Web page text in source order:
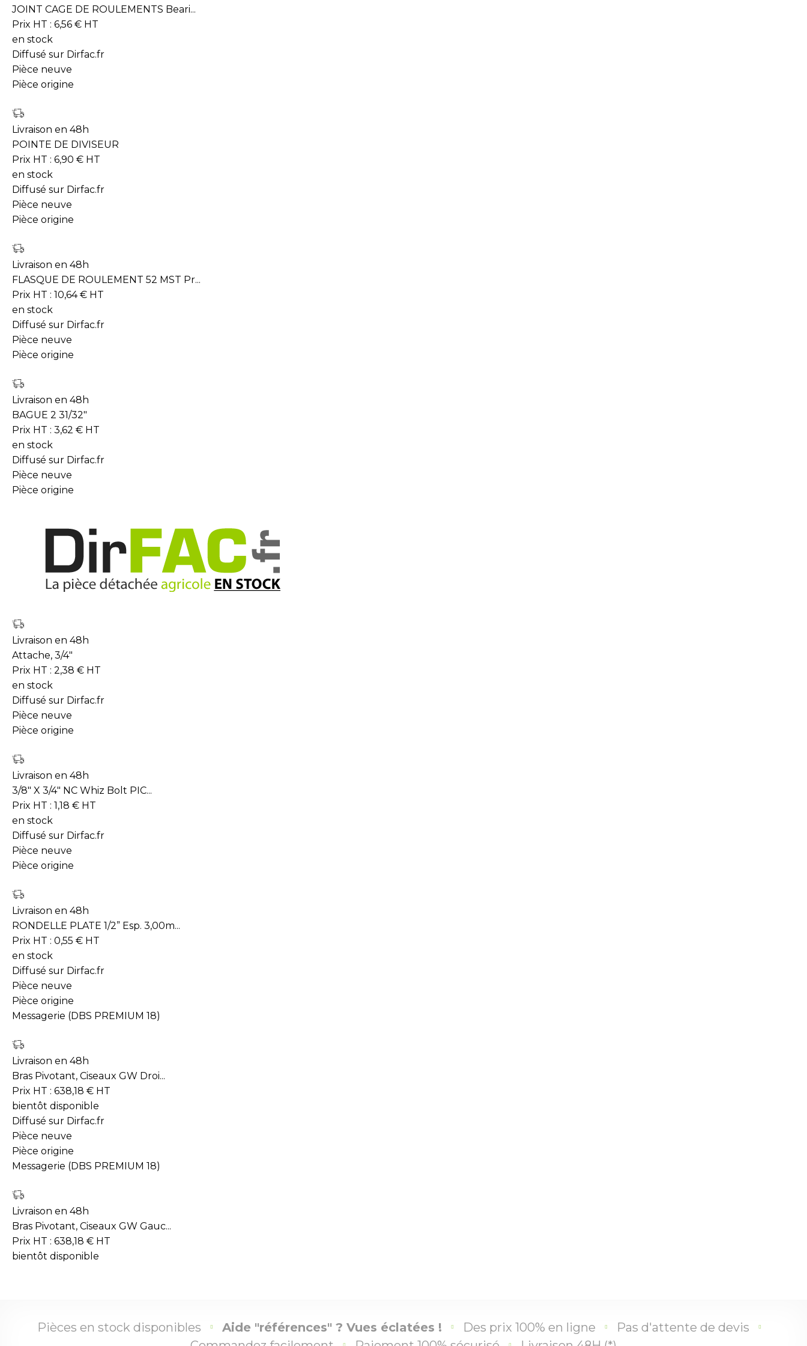
JOINT CAGE DE ROULEMENTS Beari...
Prix HT : 6,56 € HT
en stock
Diffusé sur Dirfac.fr
Pièce neuve
Pièce origine
Livraison en 48h
POINTE DE DIVISEUR
Prix HT : 6,90 € HT
en stock
Diffusé sur Dirfac.fr
Pièce neuve
Pièce origine
Livraison en 48h
FLASQUE DE ROULEMENT 52 MST Pr...
Prix HT : 10,64€ HT
en stock
Diffusé sur Dirfac.fr
Pièce neuve
Pièce origine
Livraison en 48h
BAGUE 2 31/32"
Prix HT : 3,62 € HT
en stock
Diffusé sur Dirfac.fr
Pièce neuve
Pièce origine
Livraison en 48h
Attache, 3/4"
Prix HT : 2,38 € HT
en stock
Diffusé sur Dirfac.fr
Pièce neuve
Pièce origine
Livraison en 48h
3/8" X 3/4" NC Whiz Bolt PIC...
Prix HT : 1,18 € HT
en stock
Diffusé sur Dirfac.fr
Pièce neuve
Pièce origine
Livraison en 48h
RONDELLE PLATE 1/2” Esp. 3,00m...
Prix HT : 0,55 € HT
en stock
Diffusé sur Dirfac.fr
Pièce neuve
Pièce origine
Messagerie (DBS PREMIUM 18)
Livraison en 48h
Bras Pivotant, Ciseaux GW Droi...
Prix HT : 638,18 € HT
bientôt disponible
Diffusé sur Dirfac.fr
Pièce neuve
Pièce origine
Messagerie (DBS PREMIUM 18)
Livraison en 48h
Bras Pivotant, Ciseaux GW Gauc...
Prix HT : 638,18 € HT
bientôt disponible
Pièces en stock disponibles Aide "références" ? Vues éclatées ! Des prix 100% en ligne
Pas d'attente de devis